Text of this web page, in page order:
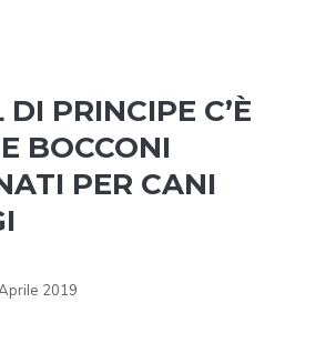
PRINCIPE C’È
BOCCONI
PER CANI
2019